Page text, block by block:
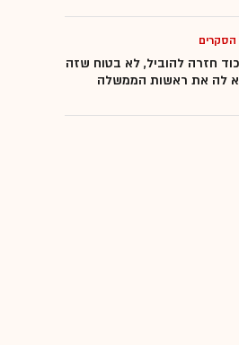
חזרה להוביל, לא בטוח שזה
לה את ראשות הממשלה